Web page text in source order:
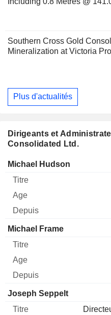
Southern Cross Gold
Mineralization at Victoria
Plus d'actualités
Dirigeants et
Consolidated Ltd.
Dirigeant Titre Age
Michael Hudson
Michael Frame
Joseph Seppelt